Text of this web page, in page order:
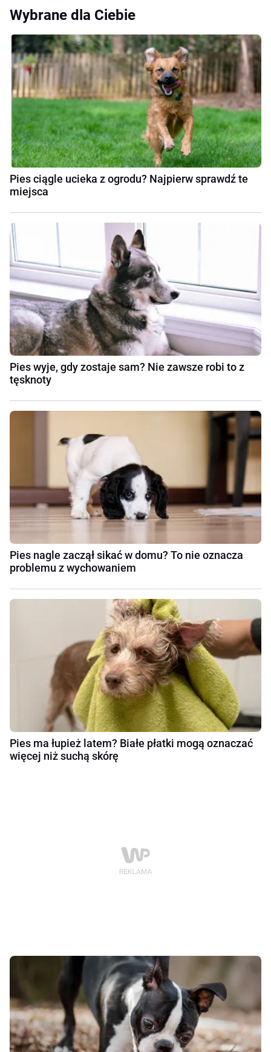
Wybrane dla Ciebie
Pies ciągle ucieka z ogrodu? Najpierw sprawdź te
miejsca
Pies wyje, gdy zostaje sam? Nie zawsze robi to z
tęsknoty
Pies nagle zaczął sikać w domu? To nie oznacza
problemu z wychowaniem
Pies ma łupież latem? Białe płatki mogą oznaczać
więcej niż suchą skórę